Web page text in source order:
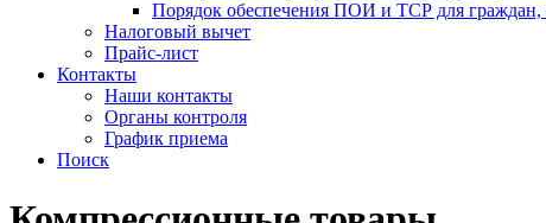
Порядок обеспечения ПОИ и ТСР для
Налоговый вычет
Прайс-лист
Контакты
Наши контакты
Органы контроля
График приема
Поиск